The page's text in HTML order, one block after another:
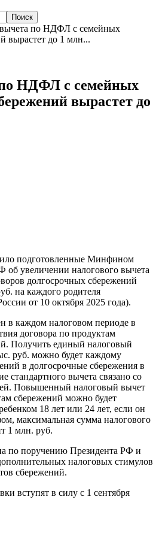
по НДФЛ с семейных
вырастет до 1 млн...
НДФЛ с семейных
вырастет до
подготовленные Минфином
увеличении налогового вычета
долгосрочных сбережений
на каждого родителя
от 10 октября 2025 года).
в каждом налоговом периоде в
договора по продуктам
Получить единый налоговый
руб. можно будет каждому
в долгосрочные сбережения в
стандартного вычета связано со
Повышенный налоговый вычет
сбережений можно будет
18 лет или 24 лет, если он
максимальная сумма налогового
1 млн. руб.
по поручению Президента РФ и
налоговых стимулов
сбережений.
вступят в силу с 1 сентября